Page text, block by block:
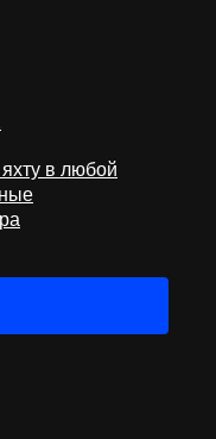
в любой